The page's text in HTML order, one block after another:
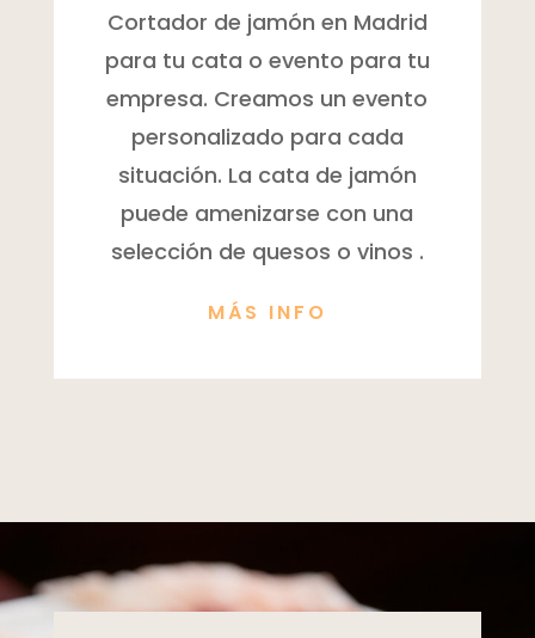
Cortador de jamón en Madrid
para tu cata o evento para tu
empresa. Creamos un evento
personalizado para cada
situación. La cata de jamón
puede amenizarse con una
selección de quesos o vinos .
MÁS INFO